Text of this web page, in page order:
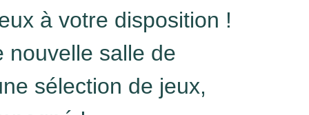
à votre disposition !
nouvelle salle de
sélection de jeux,